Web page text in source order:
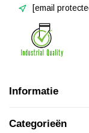
[email
Informatie
Categorieën